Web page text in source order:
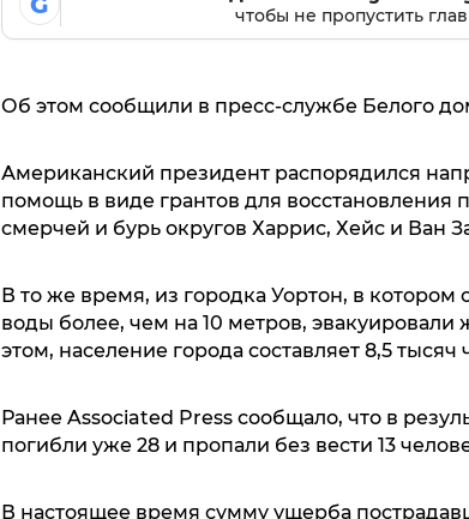
чтобы не пропустить
Об этом сообщили в пресс-службе Белого
Американский президент распорядился
помощь в виде грантов для восстановления
смерчей и бурь округов Харрис, Хейс и Ван
В то же время, из городка Уортон, в
воды более, чем на 10 метров,
этом, население города составляет 8,5 тысяч
Ранее Associated Press сообщало, что в
погибли уже 28 и пропали без вести 13
В настоящее время сумму ущерба